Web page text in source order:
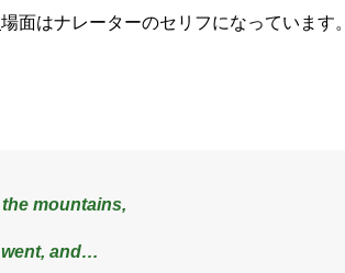
場面はナレーターのセリフになっています。
mountains,
and…